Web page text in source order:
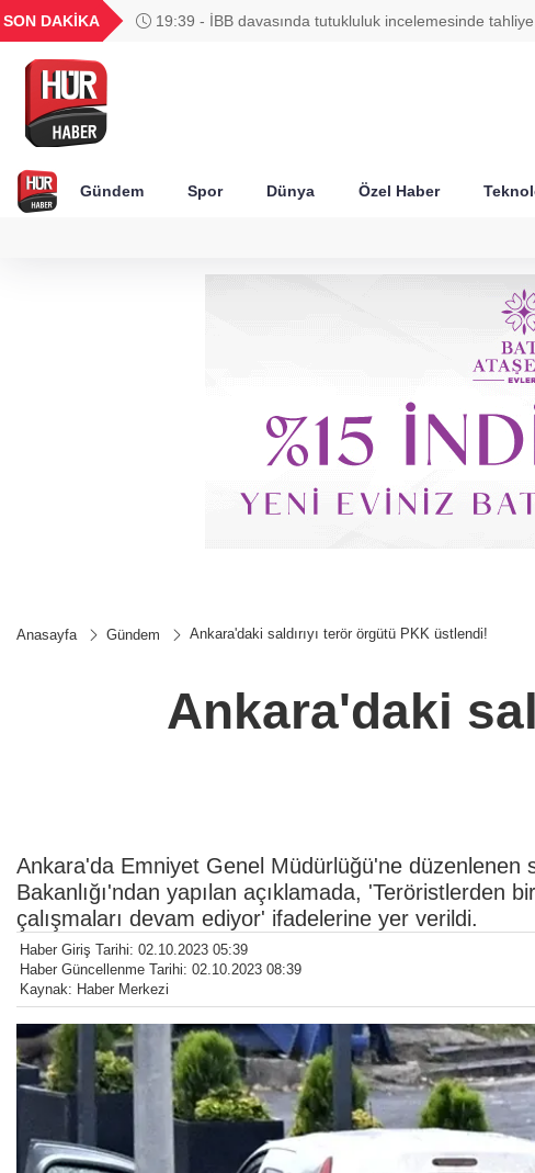
SON DAKİKA 19:39 - İBB davasında tutukluluk incelemesinde tahliye
UYU
1,1820
18,1981
16,2306
28,0626
Gündem Spor Dünya Özel Haber
Anasayfa Gündem Ankara'daki saldırıyı terör örgütü PKK üstlendi!
Ankara'daki
Ankara'da Emniyet Genel Müdürlüğü'ne düzenlenen
Bakanlığı'ndan yapılan açıklamada, 'Teröristlerden
çalışmaları devam ediyor' ifadelerine yer verildi.
Haber Giriş Tarihi: 02.10.2023 05:39
Haber Güncellenme Tarihi: 02.10.2023 08:39
Kaynak: Haber Merkezi